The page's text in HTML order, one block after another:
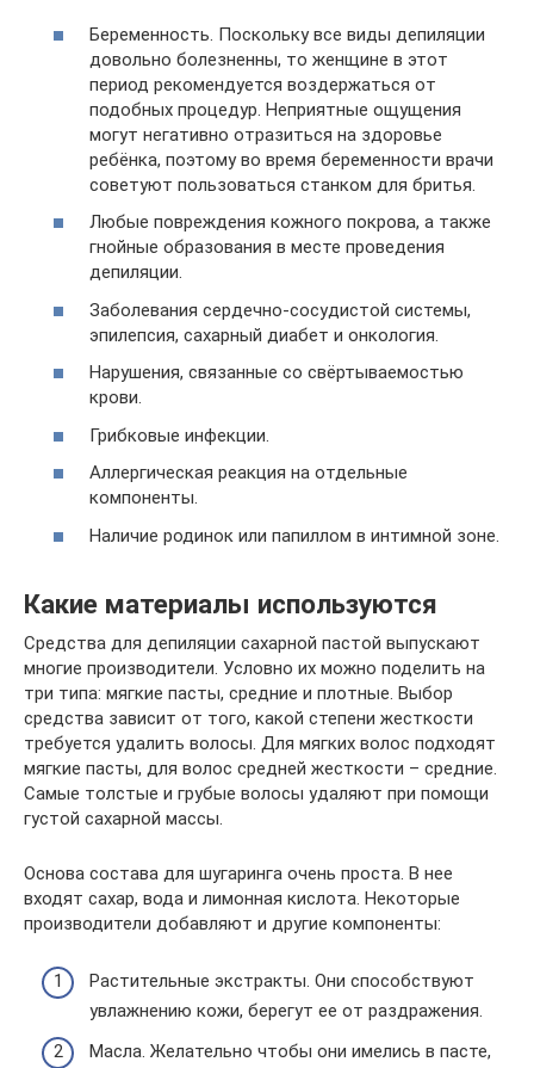
Беременность. Поскольку все виды депиляции
довольно болезненны, то женщине в этот
период рекомендуется воздержаться от
подобных процедур. Неприятные ощущения
могут негативно отразиться на здоровье
ребёнка, поэтому во время беременности врачи
советуют пользоваться станком для бритья.
Любые повреждения кожного покрова, а также
гнойные образования в месте проведения
депиляции.
Заболевания сердечно-сосудистой системы,
эпилепсия, сахарный диабет и онкология.
Нарушения, связанные со свёртываемостью
крови.
Грибковые инфекции.
Аллергическая реакция на отдельные
компоненты.
Наличие родинок или папиллом в интимной зоне.
Какие материалы используются
Средства для депиляции сахарной пастой выпускают
многие производители. Условно их можно поделить на
три типа: мягкие пасты, средние и плотные. Выбор
средства зависит от того, какой степени жесткости
требуется удалить волосы. Для мягких волос подходят
мягкие пасты, для волос средней жесткости – средние.
Самые толстые и грубые волосы удаляют при помощи
густой сахарной массы.
Основа состава для шугаринга очень проста. В нее
входят сахар, вода и лимонная кислота. Некоторые
производители добавляют и другие компоненты:
Растительные экстракты. Они способствуют
увлажнению кожи, берегут ее от раздражения.
Масла. Желательно чтобы они имелись в пасте,